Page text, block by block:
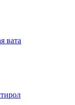
вата